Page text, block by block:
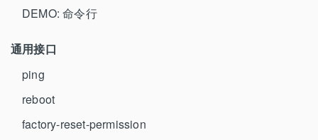
DEMO: 命令行
通用接口
ping
reboot
factory-reset-permission